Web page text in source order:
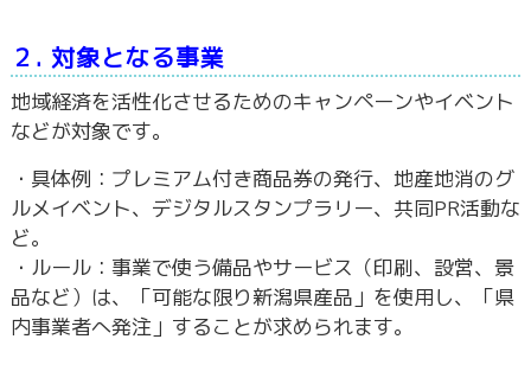
２. 対象となる事業
地域経済を活性化させるためのキャンペーンやイベント
などが対象です。
・具体例：プレミアム付き商品券の発行、地産地消のグ
ルメイベント、デジタルスタンプラリー、共同PR活動な
ど。
・ルール：事業で使う備品やサービス（印刷、設営、景
品など）は、「可能な限り新潟県産品」を使用し、「県
内事業者へ発注」することが求められます。